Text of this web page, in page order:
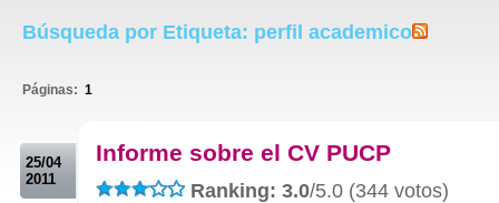
Búsqueda por Etiqueta: perfil academico
Páginas: 1
25/04
2011
Informe sobre el CV PUCP
Ranking: 3.0/5.0 (344 votos)